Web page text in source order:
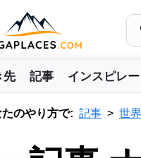
先 記事 インスピレ
たのやり方で: 記事 世界